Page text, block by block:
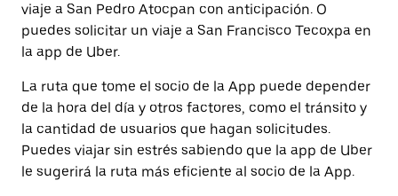
viaje a San Pedro Atocpan con anticipación. O
puedes solicitar un viaje a San Francisco Tecoxpa en
la app de Uber.
La ruta que tome el socio de la App puede depender
de la hora del día y otros factores, como el tránsito y
la cantidad de usuarios que hagan solicitudes.
Puedes viajar sin estrés sabiendo que la app de Uber
le sugerirá la ruta más eficiente al socio de la App.